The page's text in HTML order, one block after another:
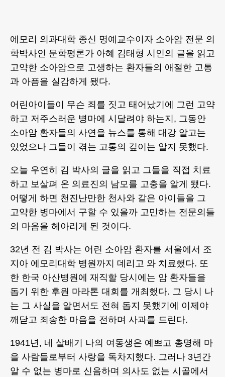
에모리 의과대학 종신 명예교수이자 소아암 전문 의
학박사인 문학평론가 아혜 김태형 시인의 글을 읽고
고약한 소아암으로 고생하는 환자들의 애절한 고통
과 아픔을 실감하게 됐다.
어린아이들이 무슨 죄를 짓고 태어났기에 그런 고약
하고 저주스러운 병마에 시달려야 하는지, 그동안
소아암 환자들의 사연을 뉴스를 통해 대강 알고는
있었으나 그들이 겪는 고통의 깊이는 알지 못했다.
오늘 우연히 김 박사의 글을 읽고 그들을 직접 치료
하고 보살펴 온 의료진의 남모를 고충을 알게 됐다.
어떻게 하면 천진난만한 천사와 같은 아이들을 그
고약한 병마에서 구할 수 있을까 고민하는 전문의들
의 마음을 헤아리게 된 것이다.
32년 전 김 박사는 어린 소아암 환자를 서울에서 조
지아 에모리대학 병원까지 데리고 와 치료했다. 또
한 한국 아산병원에 재직할 당시에는 암 환자들을
돕기 위한 후원 마라톤 대회를 개최했다. 그 당시 나
는 그 사실을 알면서도 전혀 돕지 못했기에 이제야
깨닫고 죄송한 마음을 전하며 사과를 드린다.
1941년, 네 살배기 나의 여동생은 예쁘고 총명해 마
을 사람들로부터 사랑을 독차지했다. 그러나 3년간
알 수 없는 병마로 신음하며 의사도 없는 시골에서